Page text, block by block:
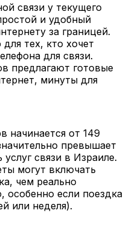
связи у текущего
и удобный
за границей.
тех, кто хочет
для связи.
предлагают готовые
минуты для
начинается от 149
превышает
связи в Израиле.
могут включать
чем реально
особенно если поездка
или неделя).